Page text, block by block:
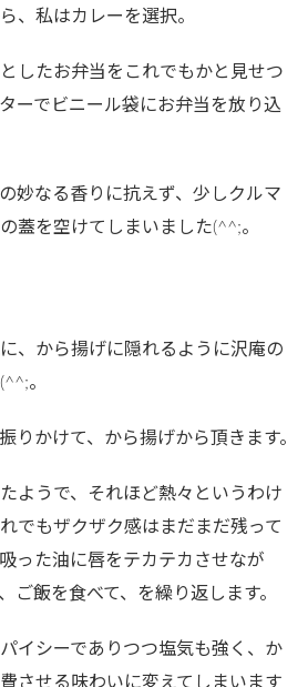
、私はカレーを選択。
したお弁当をこれでもかと見せつ
ーでビニール袋にお弁当を放り込
妙なる香りに抗えず、少しクルマ
蓋を空けてしまいました(^^;。
、から揚げに隠れるように沢庵の
。
りかけて、から揚げから頂きます。
ようで、それほど熱々というわけ
でもザクザク感はまだまだ残って
った油に唇をテカテカさせなが
ご飯を食べて、を繰り返します。
イシーでありつつ塩気も強く、か
させる味わいに変えてしまいます